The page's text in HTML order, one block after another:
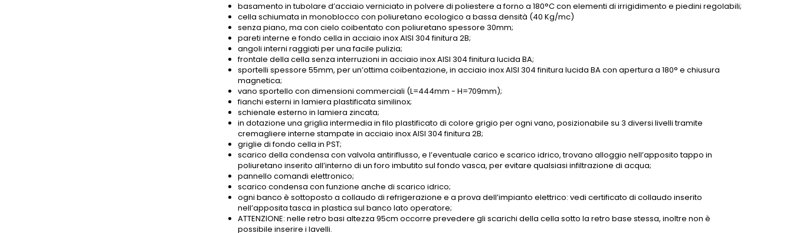
basamento in tubolare d’acciaio verniciato in polvere di poliestere a forno a 180°C con elementi di irrigidimento e piedini regolabili;
cella schiumata in monoblocco con poliuretano ecologico a bassa densità (40 Kg/mc)
senza piano, ma con cielo coibentato con poliuretano spessore 30mm;
pareti interne e fondo cella in acciaio inox AISI 304 finitura 2B;
angoli interni raggiati per una facile pulizia;
frontale della cella senza interruzioni in acciaio inox AISI 304 finitura lucida BA;
sportelli spessore 55mm, per un’ottima coibentazione, in acciaio inox AISI 304 finitura lucida BA con apertura a 180° e chiusura
magnetica;
vano sportello con dimensioni commerciali (L=444mm - H=709mm);
fianchi esterni in lamiera plastificata similinox;
schienale esterno in lamiera zincata;
in dotazione una griglia intermedia in filo plastificato di colore grigio per ogni vano, posizionabile su 3 diversi livelli tramite
cremagliere interne stampate in acciaio inox AISI 304 finitura 2B;
griglie di fondo cella in PST;
scarico della condensa con valvola antiriflusso, e l’eventuale carico e scarico idrico, trovano alloggio nell’apposito tappo in
poliuretano inserito all’interno di un foro imbutito sul fondo vasca, per evitare qualsiasi infiltrazione di acqua;
pannello comandi elettronico;
scarico condensa con funzione anche di scarico idrico;
ogni banco è sottoposto a collaudo di refrigerazione e a prova dell’impianto elettrico: vedi certificato di collaudo inserito
nell’apposita tasca in plastica sul banco lato operatore;
ATTENZIONE: nelle retro basi altezza 95cm occorre prevedere gli scarichi della cella sotto la retro base stessa, inoltre non è
possibile inserire i lavelli.